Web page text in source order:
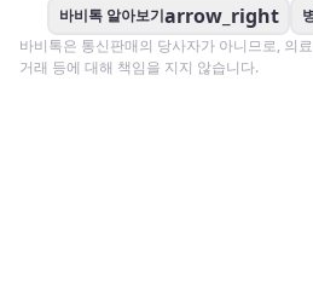
바비톡 알아보기arrow_right
바비톡은 통신판매의 당사자가 아니므로, 의
거래 등에 대해 책임을 지지 않습니다.